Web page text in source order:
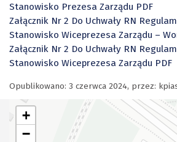
Stanowisko Prezesa Zarządu PDF
Załącznik Nr 2 Do Uchwały RN
Stanowisko Wiceprezesa Zarządu –
Załącznik Nr 2 Do Uchwały RN
Stanowisko Wiceprezesa Zarządu PDF
Opublikowano: 3 czerwca 2024, przez:
+
−